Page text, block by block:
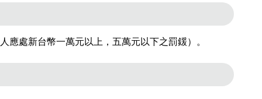
處新台幣一萬元以上，五萬元以下之罰鍰）。